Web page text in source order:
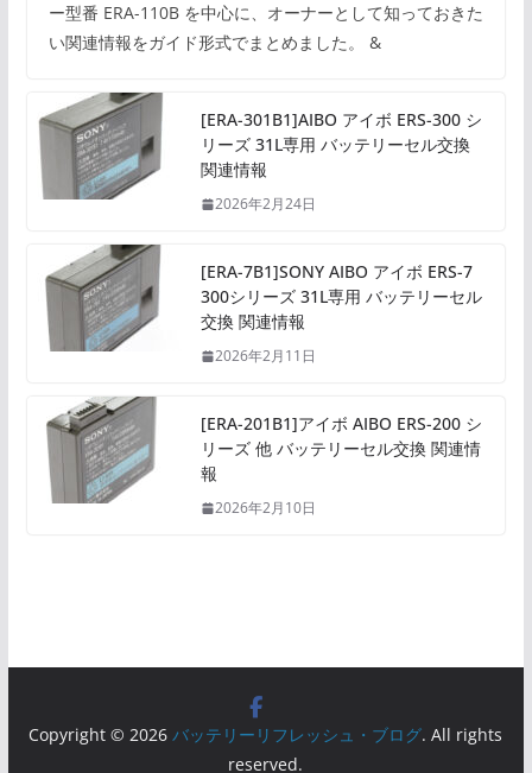
ー型番 ERA-110B を中心に、オーナーとして知っておきた
い関連情報をガイド形式でまとめました。 &
[ERA-301B1]AIBO アイボ ERS-300 シ
リーズ 31L専用 バッテリーセル交換
関連情報
2026年2月24日
[ERA-7B1]SONY AIBO アイボ ERS-7
300シリーズ 31L専用 バッテリーセル
交換 関連情報
2026年2月11日
[ERA-201B1]アイボ AIBO ERS-200 シ
リーズ 他 バッテリーセル交換 関連情
報
2026年2月10日
Copyright © 2026バッテリーリフレッシュ・ブログ. All rights
reserved.